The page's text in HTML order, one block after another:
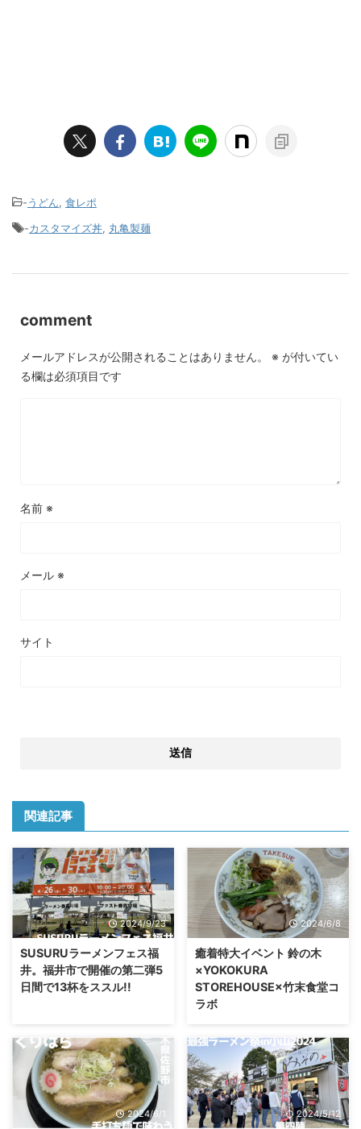
-うどん, 食レポ
-カスタマイズ丼, 丸亀製麺
comment
メールアドレスが公開されることはありません。 ※ が付いてい
る欄は必須項目です
名前 ※
メール ※
サイト
関連記事
2024/9/23
SUSURUラーメンフェス福
井。福井市で開催の第二弾5
日間で13杯をススル!!
2024/6/8
癒着特大イベント 鈴の木
×YOKOKURA
STOREHOUSE×竹末食堂コ
ラボ
2024/6/1 2024/5/12